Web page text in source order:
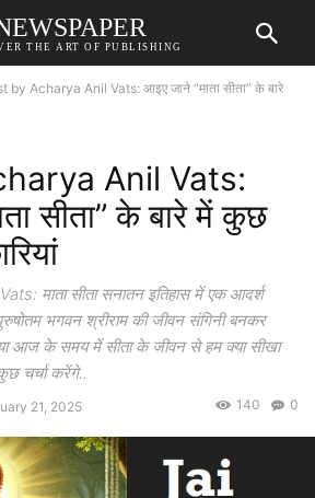
THE ART OF PUBLISHING
by Acharya Anil Vats: आइए जाने “माता सीता” के बारे
Anil Vats:
सीता” के बारे में कुछ
माता सीता सनातन इतिहास में एक आदर्श
पुरुषोतम भगवन श्रीराम की जीवन संगिनी बनकर
आज के समय में सीता के जीवन से हम क्या सीखा
चर्चा करेंगे..
21, 2025 0
140